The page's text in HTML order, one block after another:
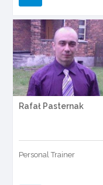
Rafał Pasternak
Personal Trainer